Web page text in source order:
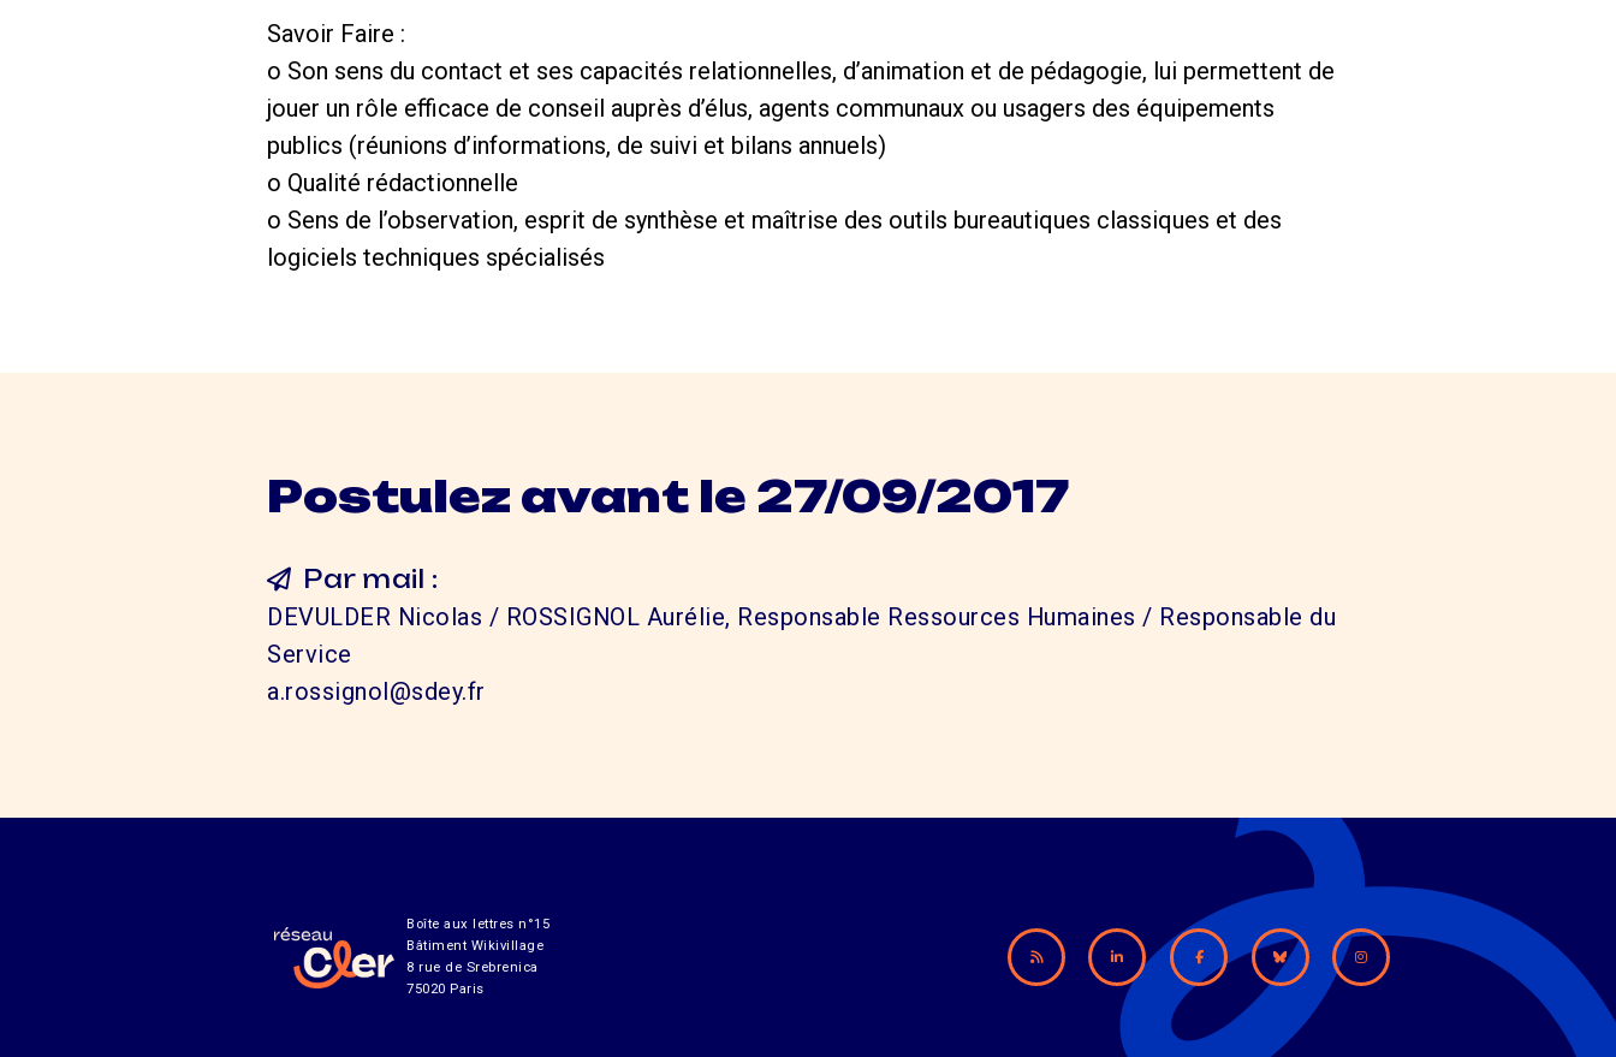
Savoir Faire :
o Son sens du contact et ses capacités relationnelles, d’animation et de pédagogie, lui permettent de
jouer un rôle efficace de conseil auprès d’élus, agents communaux ou usagers des équipements
publics (réunions d’informations, de suivi et bilans annuels)
o Qualité rédactionnelle
o Sens de l’observation, esprit de synthèse et maîtrise des outils bureautiques classiques et des
logiciels techniques spécialisés
Postulez avant le 27/09/2017
Par mail :
DEVULDER Nicolas / ROSSIGNOL Aurélie, Responsable Ressources Humaines / Responsable du
Service
a.rossignol@sdey.fr
Boîte aux lettres n°15
Bâtiment Wikivillage
8 rue de Srebrenica
75020 Paris